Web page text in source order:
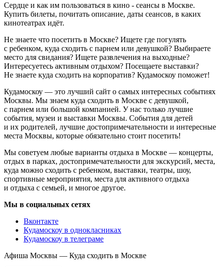
Сердце и как им пользоваться в кино - сеансы в Москве.
Купить билеты, почитать описание, даты сеансов, в каких
кинотеатрах идёт.
Не знаете что посетить в Москве? Ищете где погулять
с ребенком, куда сходить с парнем или девушкой? Выбираете
место для свидания? Ищете развлечения на выходные?
Интересуетесь активным отдыхом? Посещаете выставки?
Не знаете куда сходить на корпоратив? Кудамоскоу поможет!
Кудамоскоу — это лучший сайт о самых интересных событиях
Москвы. Мы знаем куда сходить в Москве с девушкой,
с парнем или большой компанией. У нас только лучшие
события, музеи и выставки Москвы. События для детей
и их родителей, лучшие достопримечательности и интересные
места Москвы, которые обязательно стоит посетить!
Мы советуем любые варианты отдыха в Москве — концерты,
отдых в парках, достопримечательности для экскурсий, места,
куда можно сходить с ребенком, выставки, театры, шоу,
спортивные мероприятия, места для активного отдыха
и отдыха с семьей, и многое другое.
Мы в социальных сетях
Вконтакте
Кудамоскоу в однокласниках
Кудамоскоу в телеграме
Афиша Москвы — Куда сходить в Москве